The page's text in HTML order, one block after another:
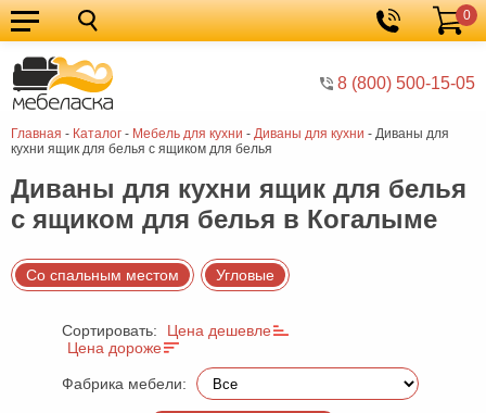
8 (800) 500-15-05
Корзина
0
Главная - Каталог - Мебель для кухни - Диваны для кухни - Диваны для
кухни ящик для белья с ящиком для белья
Кухонные
гарнитуры
Мебель
для
кухни
Мебель
для
спальни
Кровати
Шкафы
Диваны
Мягкая
мебель
Детская
мебель
Мебель
Диваны для кухни ящик для белья
с ящиком для белья в Когалыме
Со спальным местом Угловые
Сортировать:
Цена дешевле
Цена дороже
Фабрика мебели: